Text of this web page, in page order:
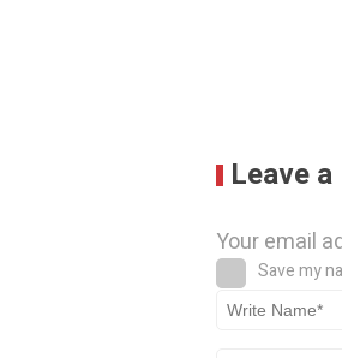
Leave a
Your email
Save my